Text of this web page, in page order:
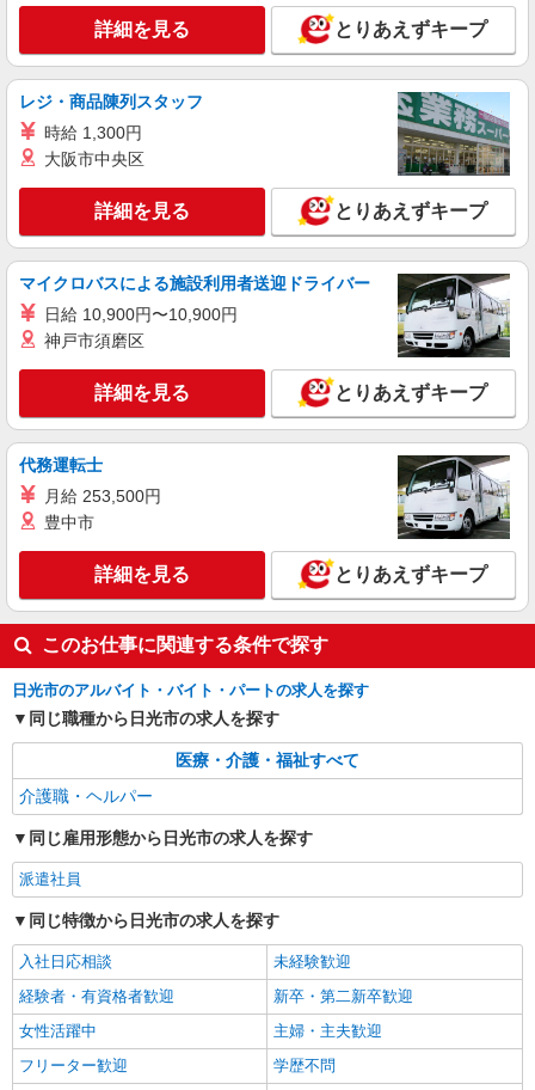
詳細を見る
派遣社員
株式会社kotrio /●UT-H-2069364
日光市＊幅広い世代が活動中！サ高住のサポー
時給1500円〜2150円 ＜日払い有/週払い有/交
通費全支給(ガソリン代含む)＞
日光市内
キープ 詳細を見る
派遣社員
株式会社kotrio /●UT-H-2067444
いつもの家事がお仕事に！？少人数の福祉施設
で日常サポート！
時給1500円〜2125円 ＜日払い有/週払い有/交
詳細を見る
株式会社kotrio /●UT-H-2068745
＼収入アップを全面サポート／小規模デイ
STAFF｜資格支援制度あり
時給1500円〜2125円 ＜日払い有/週払い有/交
通費全支給(ガソリン代含む)＞
日光市内
キープ
詳細を見る とりあえずキープ
レジ・商品陳列スタッフ
時給 1,300円
大阪市中央区
詳細を見る とりあえずキープ
マイクロバスによる施設利用者送迎ドライバー
日給 10,900円〜10,900円
神戸市須磨区
詳細を見る とりあえずキープ
代務運転士
月給 253,500円
豊中市
詳細を見る とりあえずキープ
このお仕事に関連する条件で探す
日光市のアルバイト・バイト・パートの求人を探す
同じ職種から日光市の求人を探す
医療・介護・福祉すべて
介護職・ヘルパー
同じ雇用形態から日光市の求人を探す
派遣社員
同じ特徴から日光市の求人を探す
入社日応相談
未経験歓迎
経験者・有資格者歓迎
新卒・第二新卒歓迎
女性活躍中
主婦・主夫歓迎
フリーター歓迎
学歴不問